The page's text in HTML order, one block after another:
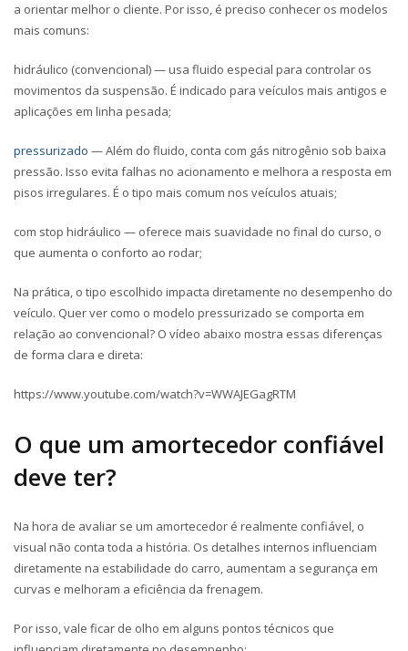
a orientar melhor o cliente. Por isso, é preciso conhecer os modelos
mais comuns:
hidráulico (convencional)— usa fluido especial para controlar os
movimentos da suspensão. É indicado para veículos mais antigos e
aplicações em linha pesada;
pressurizado — Além do fluido, conta com gás nitrogênio sob baixa
pressão. Isso evita falhas no acionamento e melhora a resposta em
pisos irregulares. É o tipo mais comum nos veículos atuais;
com stop hidráulico — oferece mais suavidade no final do curso, o
que aumenta o conforto ao rodar;
Na prática, o tipo escolhido impacta diretamente no desempenho do
veículo. Quer ver como o modelo pressurizado se comporta em
relação ao convencional? O vídeo abaixo mostra essas diferenças
de forma clara e direta:
https://www.youtube.com/watch?v=WWAJEGagRTM
O que um amortecedor confiável
deve ter?
Na hora de avaliar se um amortecedor é realmente confiável, o
visual não conta toda a história. Os detalhes internos influenciam
diretamente na estabilidade do carro, aumentam a segurança em
curvas e melhoram a eficiência da frenagem.
Por isso, vale ficar de olho em alguns pontos técnicos que